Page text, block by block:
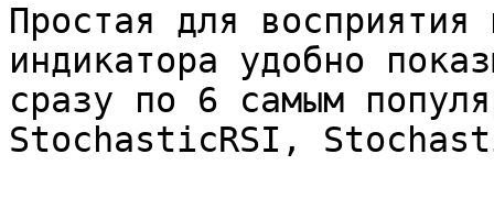
Простая для
индикатора удобно
сразу по 6 самым
StochasticRSI,